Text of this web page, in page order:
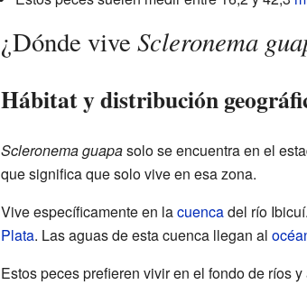
¿Dónde vive Scleronema
Hábitat y distribución
Scleronema guapasolo se encuentra en el
que significa que solo vive en esa zona.
Vive específicamente en lacuencadel río
Plata. Las aguas de esta cuenca llegan al
Estos peces prefieren vivir en el fondo de ríos